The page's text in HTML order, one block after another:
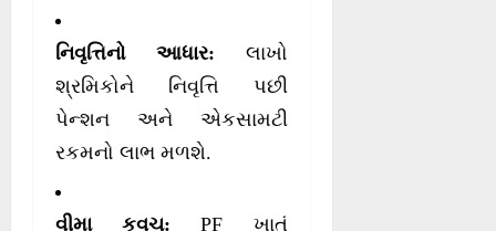
નિવૃત્તિનો આધાર: લાખો
શ્રમિકોને નિવૃત્તિ પછી
પેન્શન અને એકસામટી
રકમનો લાભ મળશે.
વીમા કવચ: PF ખાતું